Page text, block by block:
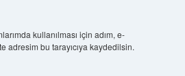
kullanılması için adım, e-
adresim bu tarayıcıya kaydedilsin.